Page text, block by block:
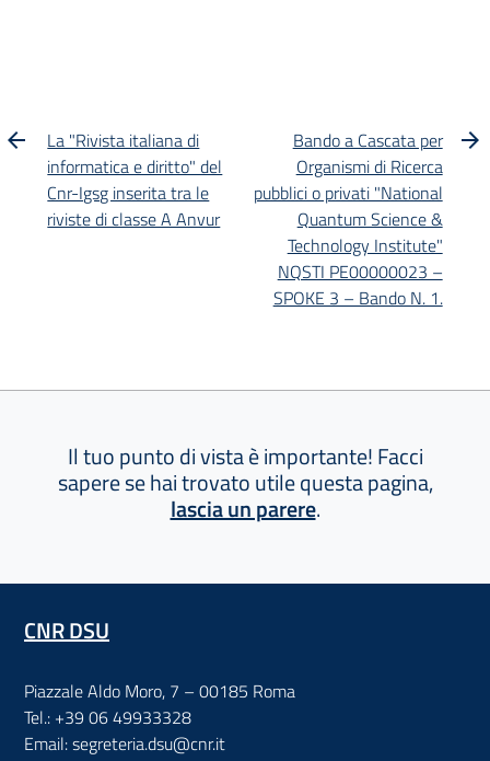
La "Rivista italiana di
informatica e diritto" del
Cnr-Igsg inserita tra le
riviste di classe A Anvur
Bando a Cascata per
Organismi di Ricerca
pubblici o privati "National
Quantum Science &
Technology Institute"
NQSTI PE00000023 –
SPOKE 3 – Bando N. 1.
Il tuo punto di vista è importante! Facci
sapere se hai trovato utile questa pagina,
lascia un parere.
CNR DSU
Piazzale Aldo Moro, 7 – 00185 Roma
Tel.: +39 06 49933328
Email: segreteria.dsu@cnr.it